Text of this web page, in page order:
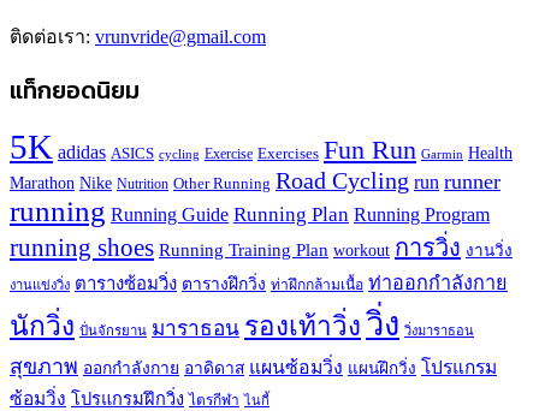
ติดต่อเรา: vrunvride@gmail.com
แท็กยอดนิยม
5K adidas ASICS cycling Exercise Exercises Fun Run Garmin Health
Marathon Nike Nutrition Other Running Road Cycling run runner
running Running Guide Running Plan Running Program
running shoes Running Training Plan workout การวิ่ง งานวิ่ง
งานแข่งวิ่ง ตารางซ้อมวิ่ง ตารางฝึกวิ่ง ท่าฝึกกล้ามเนื้อ ท่าออกกำลังกาย
นักวิ่ง ปั่นจักรยาน มาราธอน รองเท้าวิ่ง วิ่ง วิ่งมาราธอน
สุขภาพ ออกกำลังกาย อาดิดาส แผนซ้อมวิ่ง แผนฝึกวิ่ง โปรแกรม
ซ้อมวิ่ง โปรแกรมฝึกวิ่ง ไตรกีฬา ไนกี้